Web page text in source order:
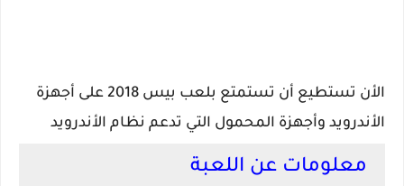
الأن تستطيع أن تستمتع بلعب بيس 2018 على أجهزة
الأندرويد وأجهزة المحمول التي تدعم نظام الأندرويد
معلومات عن اللعبة